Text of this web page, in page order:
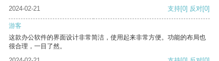
2024-02-21 支持[0] 反对[0]
游客
这款办公软件的界面设计非常简洁，使用起来非常方便。功能的布局也
很合理，一目了然。